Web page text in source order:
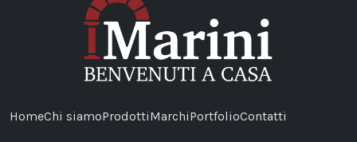
HomeChi siamoProdottiMarchiPortfolioContatti